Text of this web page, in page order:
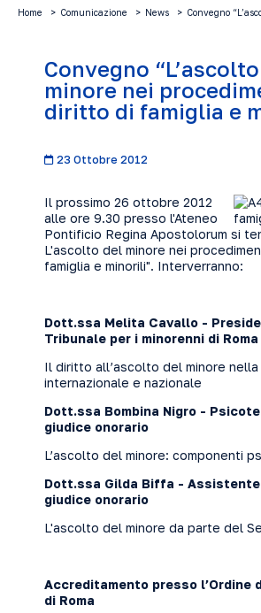
Home Comunicazione News Convegno
Convegno
minore nei
diritto di famiglia e
23 Ottobre 2012
Il prossimo 26 ottobre 2012
alle ore 9.30 presso l'Ateneo
Pontificio Regina Apostolorum si
L'ascolto del minore nei
famiglia e minorili". Interverranno:
Dott.ssa Melita Cavallo -
Tribunale per i minorenni di Roma
Il diritto all’ascolto del minore nella
internazionale e nazionale
Dott.ssa Bombina Nigro -
giudice onorario
L’ascolto del minore: componenti
Dott.ssa Gilda Biffa -
giudice onorario
L'ascolto del minore da parte del
Accreditamento presso l’Ordine
di Roma